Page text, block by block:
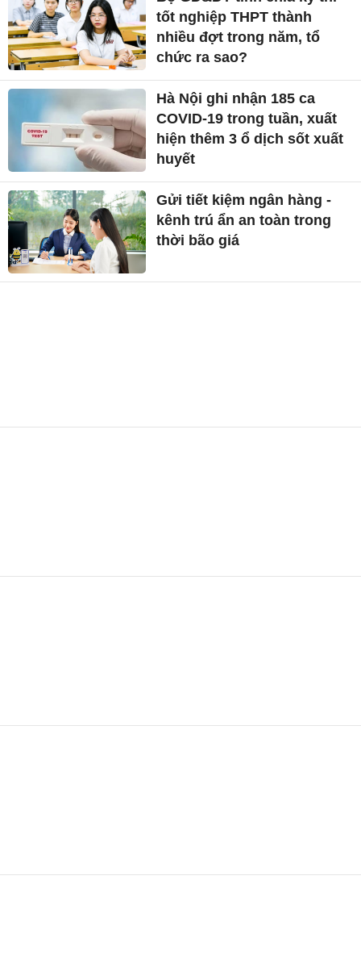
tốt nghiệp THPT thành
nhiều đợt trong năm, tổ
chức ra sao?
Hà Nội ghi nhận 185 ca
COVID-19 trong tuần, xuất
hiện thêm 3 ổ dịch sốt xuất
huyết
Gửi tiết kiệm ngân hàng -
kênh trú ẩn an toàn trong
thời bão giá